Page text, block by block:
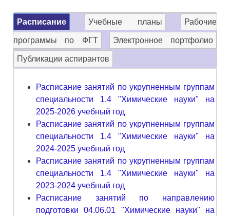
Расписание Учебные планы Рабочие
программы по ФГТ Электронное портфолио
Публикации аспирантов
Расписание занятий по укрупненным группам
специальности 1.4 "Химические науки" на
2025-2026 учебный год
Расписание занятий по укрупненным группам
специальности 1.4 "Химические науки" на
2024-2025 учебный год
Расписание занятий по укрупненным группам
специальности 1.4 "Химические науки" на
2023-2024 учебный год
Расписание занятий по направлению
подготовки 04.06.01 "Химические науки" на